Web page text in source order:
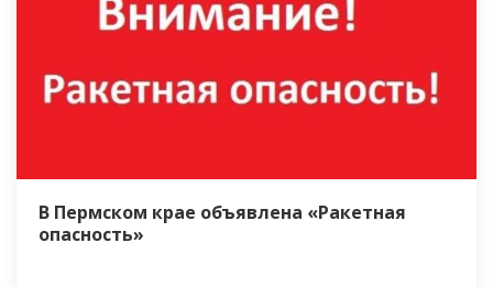
В Пермском крае объявлена «Ракетная
опасность»